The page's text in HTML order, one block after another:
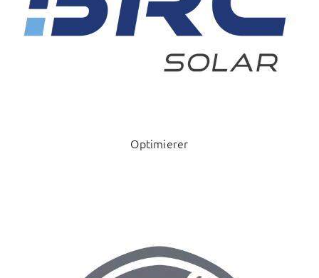
Optimierer